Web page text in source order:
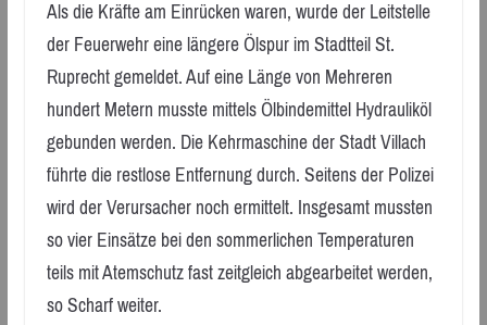
Als die Kräfte am Einrücken waren, wurde der Leitstelle
der Feuerwehr eine längere Ölspur im Stadtteil St.
Ruprecht gemeldet. Auf eine Länge von Mehreren
hundert Metern musste mittels Ölbindemittel Hydrauliköl
gebunden werden. Die Kehrmaschine der Stadt Villach
führte die restlose Entfernung durch. Seitens der Polizei
wird der Verursacher noch ermittelt. Insgesamt mussten
so vier Einsätze bei den sommerlichen Temperaturen
teils mit Atemschutz fast zeitgleich abgearbeitet werden,
so Scharf weiter.